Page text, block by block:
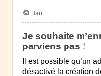
Haut
Je souhaite
parviens pas !
Il est possible qu’un
désactivé la création